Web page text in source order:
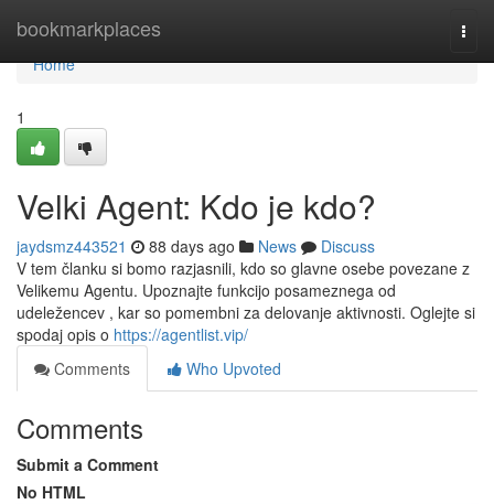
bookmarkplaces
Home
Home
1
Velki Agent: Kdo je kdo?
jaydsmz443521 88 days ago News
Discuss
V tem članku si bomo razjasnili, kdo so glavne osebe povezane z
Velikemu Agentu. Upoznajte funkcijo posameznega od
udeležencev , kar so pomembni za delovanje aktivnosti. Oglejte si
spodaj opis o https://agentlist.vip/
Comments
Who Upvoted
Comments
Submit a Comment
No HTML